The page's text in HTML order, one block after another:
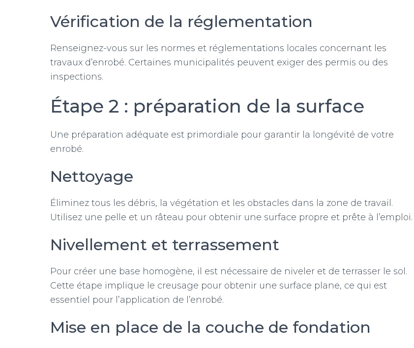
Vérification de la réglementation
Renseignez-vous sur les normes et réglementations locales concernant les
travaux d’enrobé. Certaines municipalités peuvent exiger des permis ou des
inspections.
Étape 2 : préparation de la surface
Une préparation adéquate est primordiale pour garantir la longévité de votre
enrobé.
Nettoyage
Éliminez tous les débris, la végétation et les obstacles dans la zone de travail.
Utilisez une pelle et un râteau pour obtenir une surface propre et prête à l’emploi.
Nivellement et terrassement
Pour créer une base homogène, il est nécessaire de niveler et de terrasser le sol.
Cette étape implique le creusage pour obtenir une surface plane, ce qui est
essentiel pour l’application de l’enrobé.
Mise en place de la couche de fondation